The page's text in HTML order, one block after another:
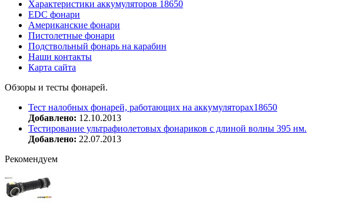
Характеристики аккумуляторов 18650
EDC фонари
Американские фонари
Пистолетные фонари
Подствольный фонарь на карабин
Наши контакты
Карта сайта
Обзоры и тесты фонарей.
Тест налобных фонарей, работающих на аккумуляторах18650
Добавлено: 12.10.2013
Тестирование ультрафиолетовых фонариков с длиной волны 395 нм.
Добавлено: 22.07.2013
Рекомендуем